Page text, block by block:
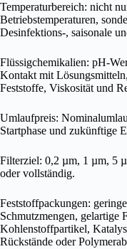
Temperaturbereich: nicht
Betriebstemperaturen,
Desinfektions-, saisonale
Flüssigchemikalien: pH-
Kontakt mit
Feststoffe, Viskosität und
Umlaufpreis:
Startphase und zukünftige
Filterziel: 0,2 µm, 1 µm, 5
oder vollständig.
Feststoffpackungen:
Schmutzmengen, gelartige
Kohlenstoffpartikel,
Rückstände oder